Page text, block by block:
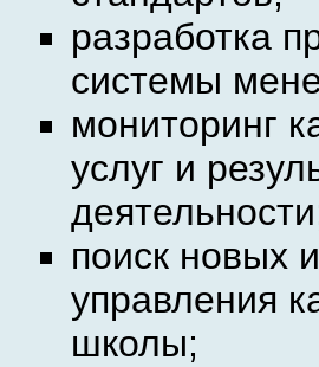
разработка
системы
мониторинг
услуг и
поиск новых
управления
школы;